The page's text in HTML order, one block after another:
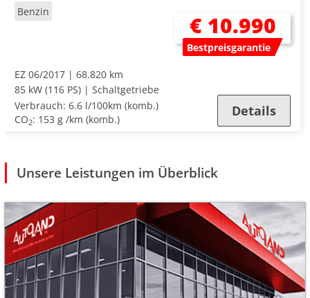
Benzin
€ 10.990
Bestpreisgarantie
EZ 06/2017
68.820 km
85 kW (116 PS)
Schaltgetriebe
Verbrauch: 6.6 l/100km (komb.)
CO2: 153 g /km (komb.)
Details
Unsere Leistungen im Überblick